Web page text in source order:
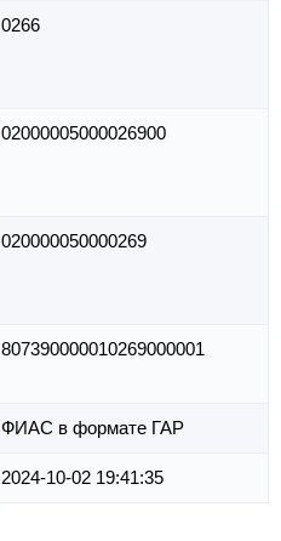
0266
02000005000026900
020000050000269
807390000010269000001
ФИАС в формате ГАР
2024-10-02 19:41:35